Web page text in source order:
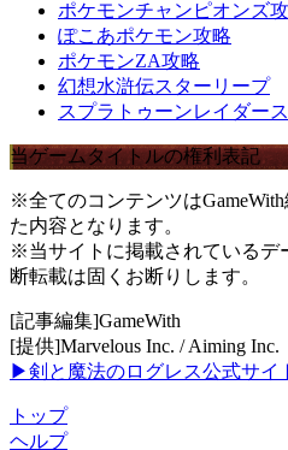
ポケモンチャンピオンズ
ぽこあポケモン攻略
ポケモンZA攻略
幻想水滸伝スターリープ
スプラトゥーンレイダー
当ゲームタイトルの権利表記
※全てのコンテンツは
た内容となります。
※当サイトに掲載されているデ
断転載は固くお断りします。
[記事編集]GameWith
[提供]Marvelous Inc. / Aiming Inc.
▶剣と魔法のログレス公式サイ
トップ
ヘルプ